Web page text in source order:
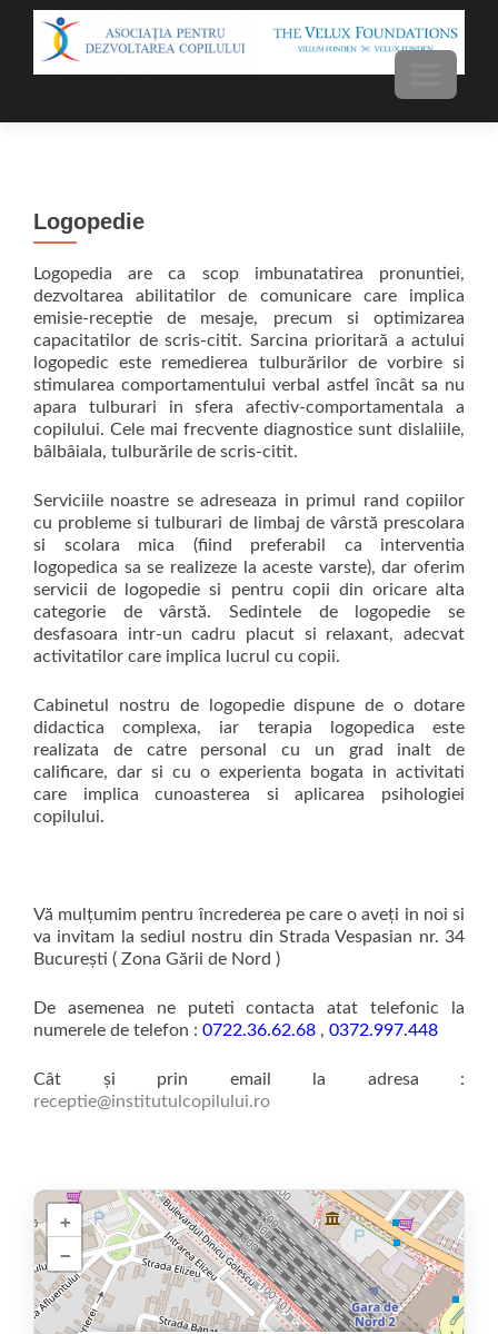
MENU
Logopedie
Logopedia are ca scop imbunatatirea pronuntiei,
dezvoltarea abilitatilor de comunicare care implica
emisie-receptie de mesaje, precum si optimizarea
capacitatilor de scris-citit. Sarcina prioritară a actului
logopedic este remedierea tulburărilor de vorbire si
stimularea comportamentului verbal astfel încât sa nu
apara tulburari in sfera afectiv-comportamentala a
copilului. Cele mai frecvente diagnostice sunt dislaliile,
bâlbâiala, tulburările de scris-citit.
Serviciile noastre se adreseaza in primul rand copiilor
cu probleme si tulburari de limbaj de vârstă prescolara
si scolara mica (fiind preferabil ca interventia
logopedica sa se realizeze la aceste varste), dar oferim
servicii de logopedie si pentru copii din oricare alta
categorie de vârstă. Sedintele de logopedie se
desfasoara intr-un cadru placut si relaxant, adecvat
activitatilor care implica lucrul cu copii.
Cabinetul nostru de logopedie dispune de o dotare
didactica complexa, iar terapia logopedica este
realizata de catre personal cu un grad inalt de
calificare, dar si cu o experienta bogata in activitati
care implica cunoasterea si aplicarea psihologiei
copilului.
Vă mulțumim pentru încrederea pe care o aveți in noi si
va invitam la sediul nostru din Strada Vespasian nr. 34
București ( Zona Gării de Nord )
De asemenea ne puteti contacta atat telefonic la
numerele de telefon : 0722.36.62.68 , 0372.997.448
Cât și prin email la adresa :
receptie@institutulcopilului.ro
+
−